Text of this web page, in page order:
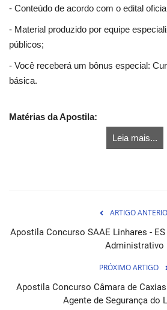
- Conteúdo de acordo com o edital
- Material produzido por equipe
públicos;
- Você receberá um bônus especial:
básica.
Matérias da Apostila:
Leia mais...
ARTIGO
Apostila Concurso SAAE Linhares -
Administrativo
PRÓXIMO ARTIGO
Apostila Concurso Câmara de
Agente de Segurança do